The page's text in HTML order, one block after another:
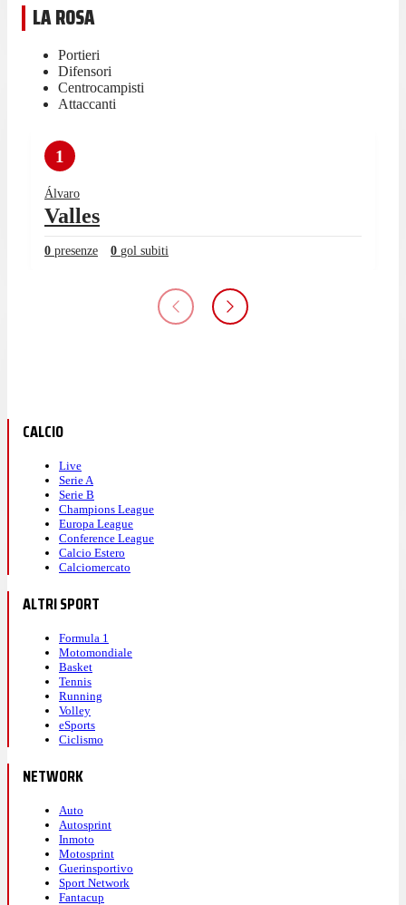
LA ROSA
Portieri
Difensori
Centrocampisti
Attaccanti
1
Álvaro
Valles
0 presenze 0 gol subiti
CALCIO
Live
Serie A
Serie B
Champions League
Europa League
Conference League
Calcio Estero
Calciomercato
ALTRI SPORT
Formula 1
Motomondiale
Basket
Tennis
Running
Volley
eSports
Ciclismo
NETWORK
Auto
Autosprint
Inmoto
Motosprint
Guerinsportivo
Sport Network
Fantacup